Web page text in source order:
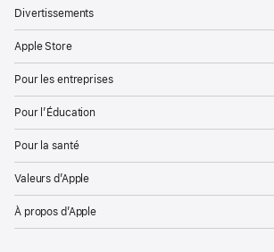
Divertissements
Apple Store
Pour les entreprises
Pour l’Éducation
Pour la santé
Valeurs d’Apple
À propos d’Apple